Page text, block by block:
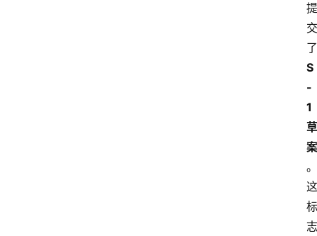
提
交
了
S
-
1
草
案
。
这
标
志